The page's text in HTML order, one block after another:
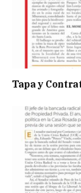
Tapa y